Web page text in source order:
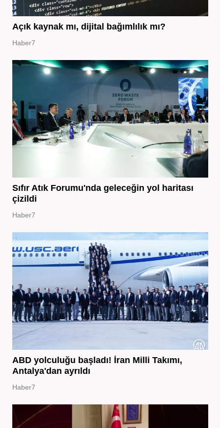
Açık kaynak mı, dijital bağımlılık mı?
Haber7
Sıfır Atık Forumu'nda geleceğin yol haritası
çizildi
Haber7
ABD yolculuğu başladı! İran Milli Takımı,
Antalya'dan ayrıldı
Haber7